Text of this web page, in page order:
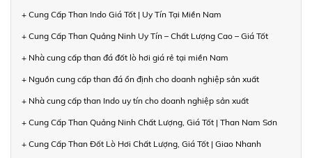
+ Cung Cấp Than Indo Giá Tốt | Uy Tín Tại Miền Nam
+ Cung Cấp Than Quảng Ninh Uy Tín – Chất Lượng Cao – Giá Tốt
+ Nhà cung cấp than đá đốt lò hơi giá rẻ tại miền Nam
+ Nguồn cung cấp than đá ổn định cho doanh nghiệp sản xuất
+ Nhà cung cấp than Indo uy tín cho doanh nghiệp sản xuất
+ Cung Cấp Than Quảng Ninh Chất Lượng, Giá Tốt | Than Nam Sơn
+ Cung Cấp Than Đốt Lò Hơi Chất Lượng, Giá Tốt | Giao Nhanh